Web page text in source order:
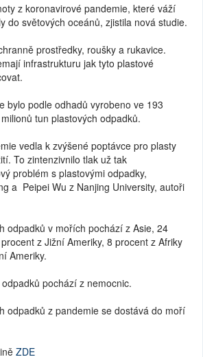
z koronavirové pandemie, které váží
do světových oceánů, zjistila nová studie.
prostředky, roušky a rukavice.
infrastrukturu jak tyto plastové
bylo podle odhadů vyrobeno ve 193
tun plastových odpadků.
vedla k zvýšené poptávce pro plasty
To zintenzivnilo tlak už tak
problém s plastovými odpadky,
a Peipei Wu z Nanjing University, autoři
odpadků v mořích pochází z Asie, 24
z Jižní Ameriky, 8 procent z Afriky
Ameriky.
pochází z nemocnic.
odpadků z pandemie se dostává do moří
ZDE